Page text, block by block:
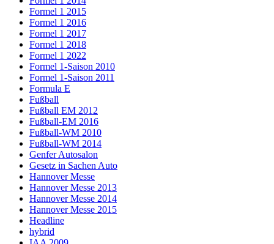
Formel 1 2015
Formel 1 2016
Formel 1 2017
Formel 1 2018
Formel 1 2022
Formel 1-Saison 2010
Formel 1-Saison 2011
Formula E
Fußball
Fußball EM 2012
Fußball-EM 2016
Fußball-WM 2010
Fußball-WM 2014
Genfer Autosalon
Gesetz in Sachen Auto
Hannover Messe
Hannover Messe 2013
Hannover Messe 2014
Hannover Messe 2015
Headline
hybrid